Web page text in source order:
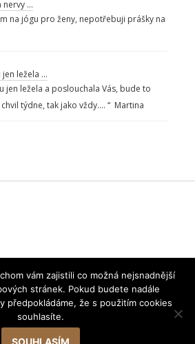
nervy …
na jógu pro ženy, nepotřebuji prášky na
ležela …
jen ležela a poslouchala Vás, bude to
týdne, tak jako vždy…. “ Martina
s.r.o.
vám zajistili co možná nejsnadnější
stránek. Pokud budete nadále
předpokládáme, že s použitím cookies
souhlasíte.
SOUHLASÍM